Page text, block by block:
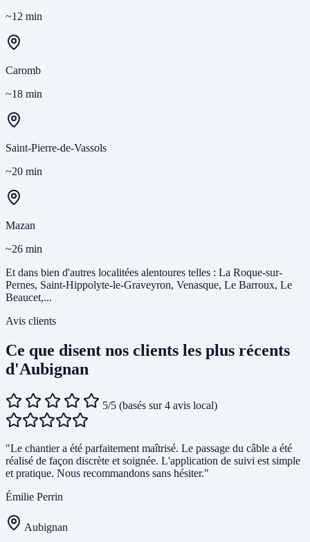
~12 min
Caromb
~18 min
Saint-Pierre-de-Vassols
~20 min
Mazan
~26 min
Et dans bien d'autres localitées alentoures telles : La Roque-sur-
Pernes, Saint-Hippolyte-le-Graveyron, Venasque, Le Barroux, Le
Beaucet,...
Avis clients
Ce que disent nos clients les plus récents
d'Aubignan
5/5 (basés sur 4 avis local)
"Le chantier a été parfaitement maîtrisé. Le passage du câble a été
réalisé de façon discrète et soignée. L'application de suivi est simple
et pratique. Nous recommandons sans hésiter."
Émilie Perrin
Aubignan